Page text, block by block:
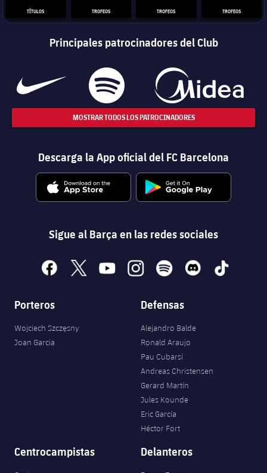
TÍTULOS TROFEOS TROFEOS TROFEOS
Principales patrocinadores del Club
MOSTRAR TODOS LOS PATROCINADORES
Descarga la App oficial del FC Barcelona
Sigue al Barça en las redes sociales
facebook
x youtubeinstagramspotify discord tiktok
Porteros
Wojciech Szczęsny
Joan Garcia
Defensas
Alejandro Balde
Ronald Araujo
Pau Cubarsí
Andreas Christensen
Gerard Martín
Jules Kounde
Eric García
Héctor Fort
Centrocampistas Delanteros